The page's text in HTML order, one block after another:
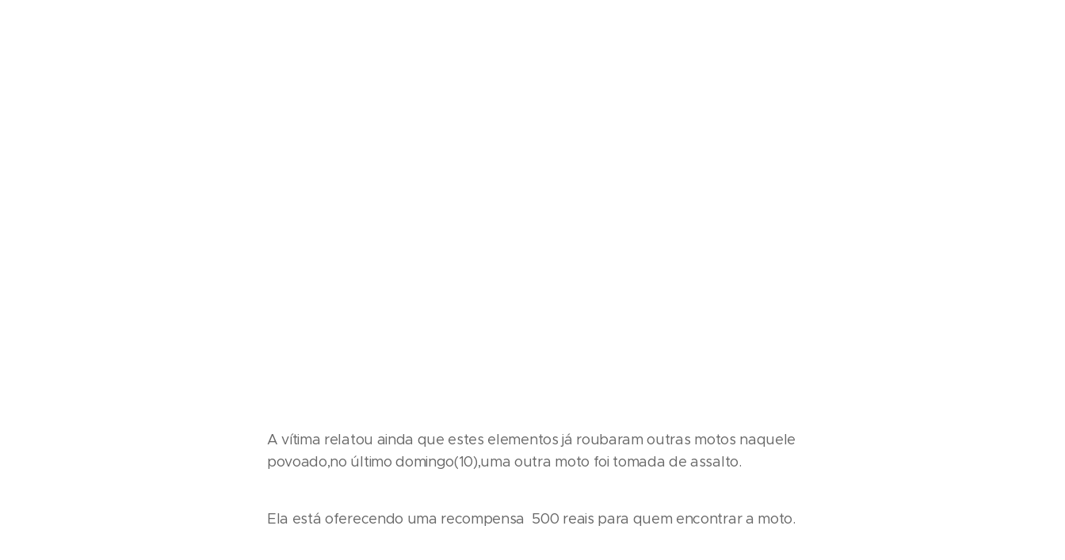
A vítima relatou ainda que estes elementos já roubaram outras motos naquele
povoado,no último domingo(10),uma outra moto foi tomada de assalto.
Ela está oferecendo uma recompensa 500 reais para quem encontrar a moto.